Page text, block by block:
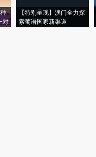
对
【特别呈现】澳门全力探
索葡语国家新渠道